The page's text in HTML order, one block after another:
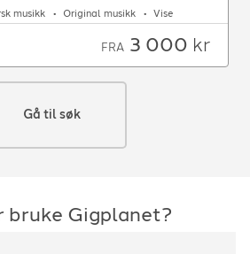
musikk Original musikk Vise
FRA 3 000 kr
Gå til søk
bruke Gigplanet?